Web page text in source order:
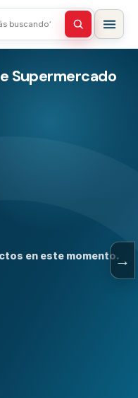
Supermercado
en este momento.→